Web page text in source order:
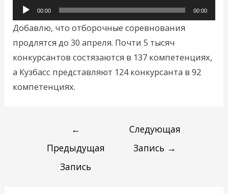
Аудиоплеер
00:00 00:00
Добавлю, что отборочные соревнования
продлятся до 30 апреля. Почти 5 тысяч
конкурсантов состязаются в 137 компетенциях,
а Кузбасс представляют 124 конкурсанта в 92
компетенциях.
←
Предыдущая
Запись
Следующая
Запись →